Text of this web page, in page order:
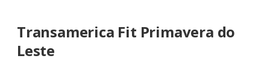
Transamerica Fit Primavera do
Leste